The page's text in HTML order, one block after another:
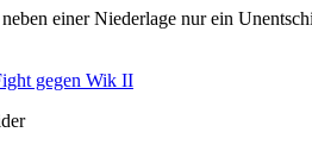
einer Niederlage nur ein
gegen Wik II